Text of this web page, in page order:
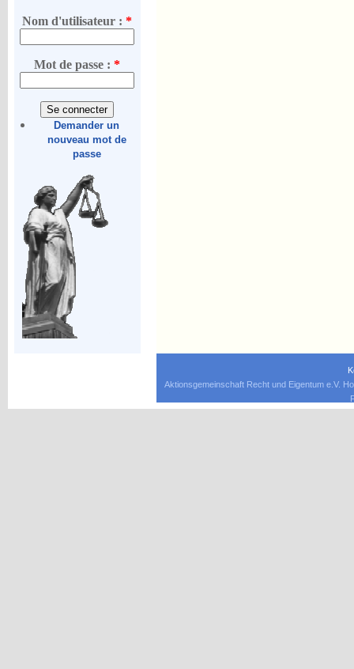
Nom d'utilisateur :*
Mot de passe :*
Demander un
nouveau mot de
passe
Aktionsgemeinschaft Recht und Eigentum e.V.